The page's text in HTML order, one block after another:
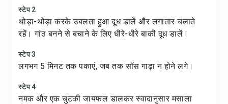
स्टेप 2
थोड़ा-थोड़ा करके उबलता हुआ दूध डालें और लगातार चलाते
रहें। गांठ बनने से बचाने के लिए धीरे-धीरे बाकी दूध डालें।
स्टेप 3
लगभग 5 मिनट तक पकाएं, जब तक सॉस गाढ़ा न होने लगे।
स्टेप 4
नमक और एक चुटकी जायफल डालकर स्वादानुसार मसाला